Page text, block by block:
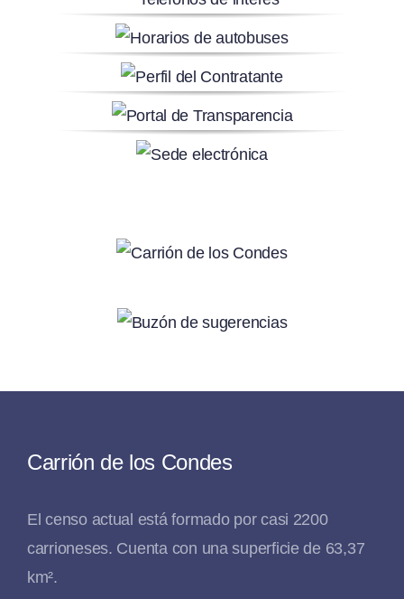
Carrión de los Condes
El censo actual está formado por casi 2200
carrioneses. Cuenta con una superficie de 63,37
km².